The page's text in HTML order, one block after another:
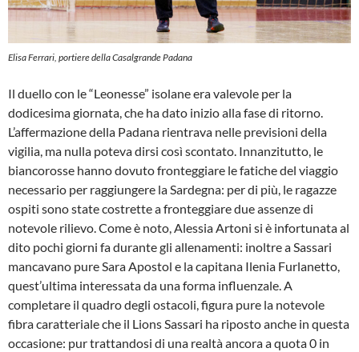
Elisa Ferrari, portiere della Casalgrande Padana
Il duello con le “Leonesse” isolane era valevole per la
dodicesima giornata, che ha dato inizio alla fase di ritorno.
L’affermazione della Padana rientrava nelle previsioni della
vigilia, ma nulla poteva dirsi così scontato. Innanzitutto, le
biancorosse hanno dovuto fronteggiare le fatiche del viaggio
necessario per raggiungere la Sardegna: per di più, le ragazze
ospiti sono state costrette a fronteggiare due assenze di
notevole rilievo. Come è noto, Alessia Artoni si è infortunata al
dito pochi giorni fa durante gli allenamenti: inoltre a Sassari
mancavano pure Sara Apostol e la capitana Ilenia Furlanetto,
quest’ultima interessata da una forma influenzale. A
completare il quadro degli ostacoli, figura pure la notevole
fibra caratteriale che il Lions Sassari ha riposto anche in questa
occasione: pur trattandosi di una realtà ancora a quota 0 in